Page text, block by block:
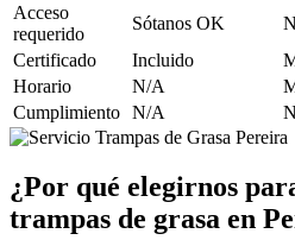
Acceso
requerido
Sótanos OK
Certificado
Incluido
Horario
N/A
Cumplimiento N/A
¿Por qué elegirnos
trampas de grasa en